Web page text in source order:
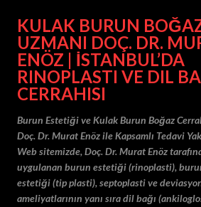
Ana içeriğe atla
KULAK BURUN
UZMANI DOÇ. DR.
ENÖZ | İSTANBUL’DA
RINOPLASTI VE DIL
CERRAHISI
Burun Estetiği ve Kulak Burun Boğaz
Doç. Dr. Murat Enöz ile Kapsamlı Tedavi
Web sitemizde, Doç. Dr. Murat Enöz
uygulanan burun estetiği (rinoplasti),
estetiği (tip plasti), septoplasti ve
ameliyatlarının yanı sıra dil bağı